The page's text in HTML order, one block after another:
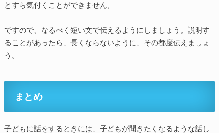
とすら気付くことができません。
ですので、なるべく短い文で伝えるようにしましょう。説明す
ることがあったら、長くならないように、その都度伝えましょ
う。
まとめ
子どもに話をするときには、子どもが聞きたくなるような話し